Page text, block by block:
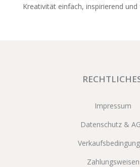
Kreativität einfach, inspirierend und
Impressum
Datenschutz &
Zahlungsweisen